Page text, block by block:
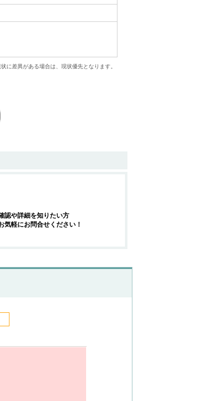
に差異がある場合は、現状優先となります。
認や詳細を知りたい方
気軽にお問合せください！